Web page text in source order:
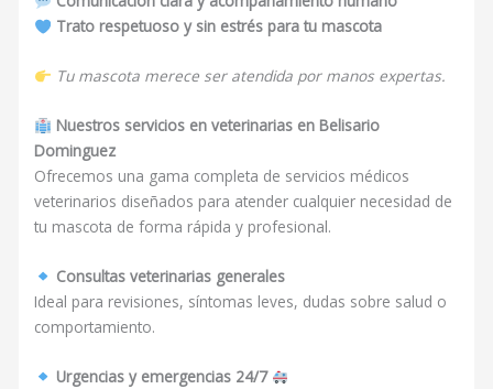
Trato respetuoso y sin estrés para tu mascota
Tu mascota merece ser atendida por manos expertas.
Nuestros servicios en veterinarias en Belisario
Dominguez
Ofrecemos una gama completa de servicios médicos
veterinarios diseñados para atender cualquier necesidad de
tu mascota de forma rápida y profesional.
Consultas veterinarias generales
Ideal para revisiones, síntomas leves, dudas sobre salud o
comportamiento.
Urgencias y emergencias 24/7